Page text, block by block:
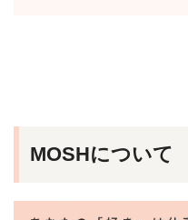
MOSHについて